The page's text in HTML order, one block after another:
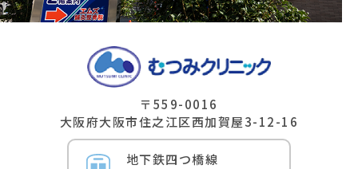
〒559-0016
⼤阪府⼤阪市住之江区⻄加賀屋3-12-16
地下鉄四つ橋線